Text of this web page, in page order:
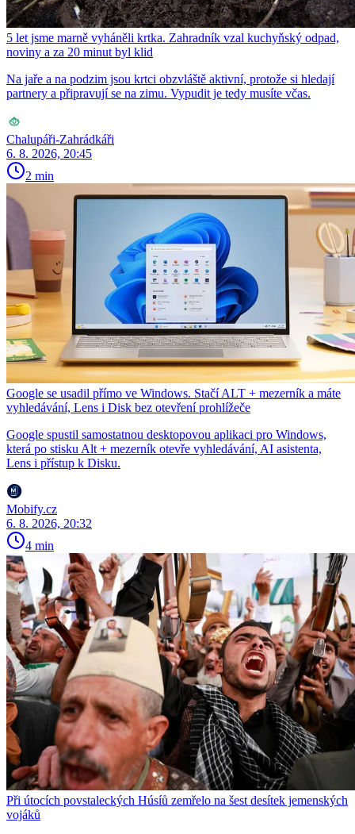
5 let jsme marně vyháněli krtka. Zahradník vzal kuchyňský odpad,
noviny a za 20 minut byl klid
Na jaře a na podzim jsou krtci obzvláště aktivní, protože si hledají
partnery a připravují se na zimu. Vypudit je tedy musíte včas.
Chalupáři-Zahrádkáři
6. 8. 2026, 20:45
2 min
Google se usadil přímo ve Windows. Stačí ALT + mezerník a máte
vyhledávání, Lens i Disk bez otevření prohlížeče
Google spustil samostatnou desktopovou aplikaci pro Windows,
která po stisku Alt + mezerník otevře vyhledávání, AI asistenta,
Lens i přístup k Disku.
Mobify.cz
6. 8. 2026, 20:32
4 min
Při útocích povstaleckých Húsíů zemřelo na šest desítek jemenských
vojáků